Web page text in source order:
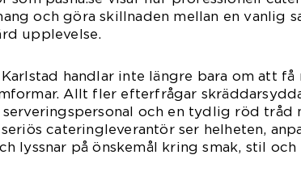
och göra skillnaden mellan en vanlig
upplevelse.
handlar inte längre bara om att få
Allt fler efterfrågar
och en tydlig röd tråd
seriös cateringleverantör ser helheten,
lyssnar på önskemål kring smak, stil